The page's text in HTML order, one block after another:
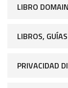
LIBRO
LIBROS,
PRIVACIDAD